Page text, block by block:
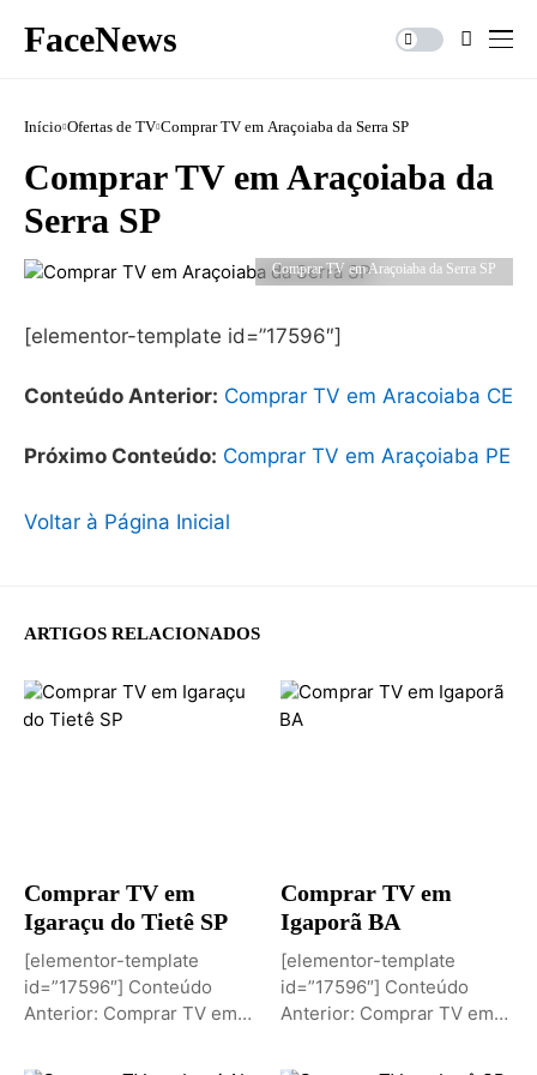
FaceNews
Início Ofertas de TV Comprar TV em Araçoiaba da Serra SP
Comprar TV em Araçoiaba da
Serra SP
Comprar TV em Araçoiaba da Serra SP
[elementor-template id=”17596″]
Conteúdo Anterior: Comprar TV em Aracoiaba CE
Próximo Conteúdo: Comprar TV em Araçoiaba PE
Voltar à Página Inicial
ARTIGOS RELACIONADOS
Comprar TV em
Igaraçu do Tietê SP
[elementor-template
id=”17596″] Conteúdo
Anterior: Comprar TV em
Conteúdo: Sobremesa de...
Comprar TV em
Igaporã BA
[elementor-template
id=”17596″] Conteúdo
Anterior: Comprar TV em
Comprar TV...